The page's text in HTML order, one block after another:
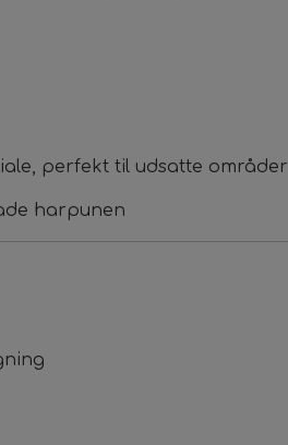
perfekt til udsatte områder
harpunen